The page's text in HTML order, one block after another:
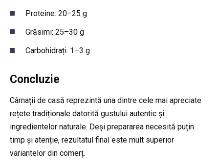
Proteine: 20–25 g
Grăsimi: 25–30 g
Carbohidrați: 1–3 g
Concluzie
Cârnații de casă reprezintă una dintre cele mai apreciate
rețete tradiționale datorită gustului autentic și
ingredientelor naturale. Deși prepararea necesită puțin
timp și atenție, rezultatul final este mult superior
variantelor din comerț.